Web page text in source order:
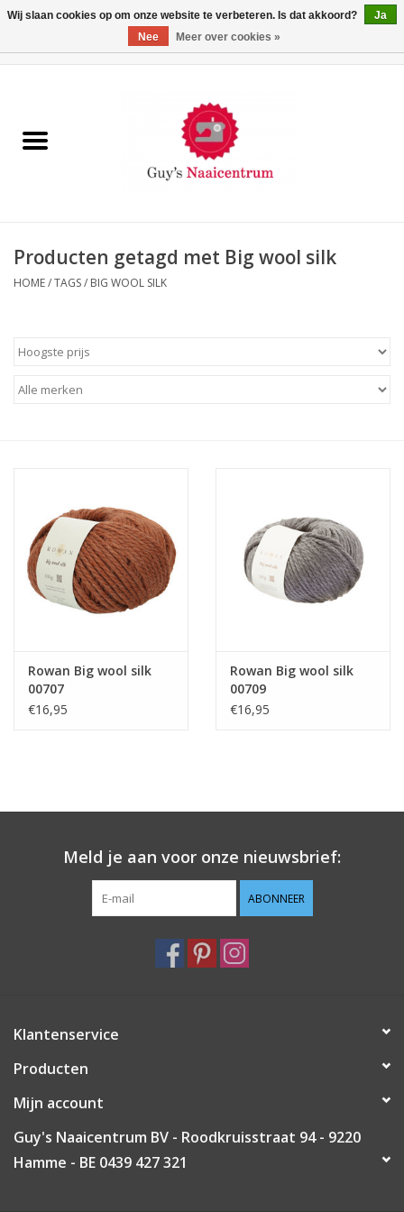
Machines
Paspoppen
Opbergsystemen
Breien en haken
Handwerk
Sale / Coupons
Producten getagd met Big wool silk
HOME/TAGS/ BIG WOOL SILK
Rowan Big wool silk
00707
€16,95
Rowan Big wool silk
00709
€16,95
Meld je aan voor onze nieuwsbrief:
ABONNEER
Klantenservice
Producten
Mijn account
Guy's Naaicentrum BV - Roodkruisstraat 94 - 9220
Hamme - BE 0439 427 321
Wij slaan cookies op om onze website te verbeteren. Is dat akkoord?
Ja
Nee
Meer over cookies »